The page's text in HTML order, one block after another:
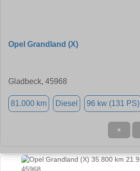
Opel Grandland (X)
Gladbeck, 45968
81.000 km Diesel 96 kw (131 PS)
★